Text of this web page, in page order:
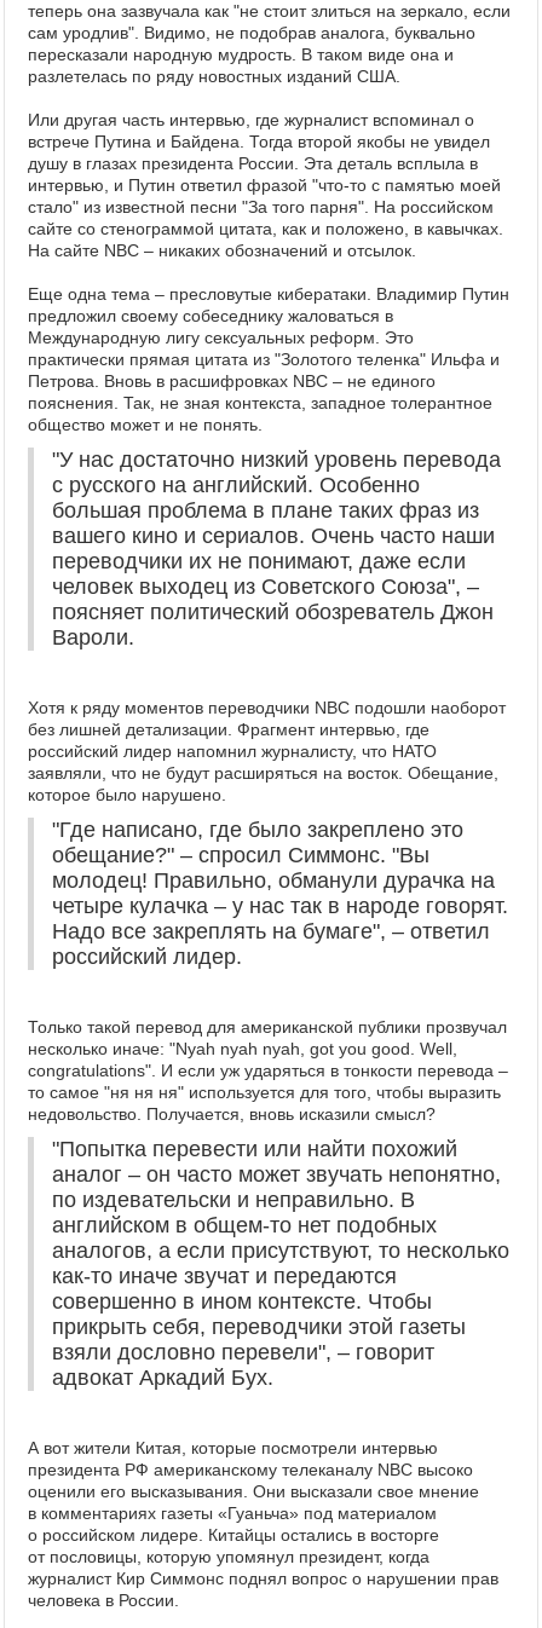
теперь она зазвучала как "не стоит злиться на зеркало, если
сам уродлив". Видимо, не подобрав аналога, буквально
пересказали народную мудрость. В таком виде она и
разлетелась по ряду новостных изданий США.
Или другая часть интервью, где журналист вспоминал о
встрече Путина и Байдена. Тогда второй якобы не увидел
душу в глазах президента России. Эта деталь всплыла в
интервью, и Путин ответил фразой "что-то с памятью моей
стало" из известной песни "За того парня". На российском
сайте со стенограммой цитата, как и положено, в кавычках.
На сайте NBC – никаких обозначений и отсылок.
Еще одна тема – пресловутые кибератаки. Владимир Путин
предложил своему собеседнику жаловаться в
Международную лигу сексуальных реформ. Это
практически прямая цитата из "Золотого теленка" Ильфа и
Петрова. Вновь в расшифровках NBC – не единого
пояснения. Так, не зная контекста, западное толерантное
общество может и не понять.
"У нас достаточно низкий уровень перевода
с русского на английский. Особенно
большая проблема в плане таких фраз из
вашего кино и сериалов. Очень часто наши
переводчики их не понимают, даже если
человек выходец из Советского Союза", –
поясняет политический обозреватель Джон
Вароли.
Хотя к ряду моментов переводчики NBC подошли наоборот
без лишней детализации. Фрагмент интервью, где
российский лидер напомнил журналисту, что НАТО
заявляли, что не будут расширяться на восток. Обещание,
которое было нарушено.
"Где написано, где было закреплено это
обещание?" – спросил Симмонс. "Вы
молодец! Правильно, обманули дурачка на
четыре кулачка ‒ у нас так в народе говорят.
Надо все закреплять на бумаге", – ответил
российский лидер.
Только такой перевод для американской публики прозвучал
несколько иначе: "Nyah nyah nyah, got you good. Well,
congratulations". И если уж ударяться в тонкости перевода –
то самое "ня ня ня" используется для того, чтобы выразить
недовольство. Получается, вновь исказили смысл?
"Попытка перевести или найти похожий
аналог – он часто может звучать непонятно,
по издевательски и неправильно. В
английском в общем-то нет подобных
аналогов, а если присутствуют, то несколько
как-то иначе звучат и передаются
совершенно в ином контексте. Чтобы
прикрыть себя, переводчики этой газеты
взяли дословно перевели", – говорит
адвокат Аркадий Бух.
А вот жители Китая, которые посмотрели интервью
президента РФ американскому телеканалу NBC высоко
оценили его высказывания. Они высказали свое мнение
в комментариях газеты «Гуаньча» под материалом
о российском лидере. Китайцы остались в восторге
от пословицы, которую упомянул президент, когда
журналист Кир Симмонс поднял вопрос о нарушении прав
человека в России.